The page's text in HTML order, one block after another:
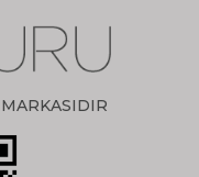
MARKASIDIR